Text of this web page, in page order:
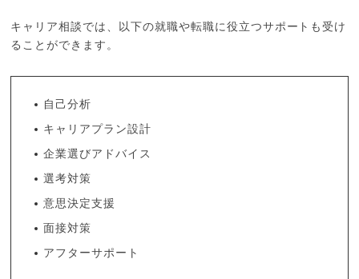
キャリア相談では、以下の就職や転職に役立つサポートも受け
ることができます。
自己分析
キャリアプラン設計
企業選びアドバイス
選考対策
意思決定支援
面接対策
アフターサポート